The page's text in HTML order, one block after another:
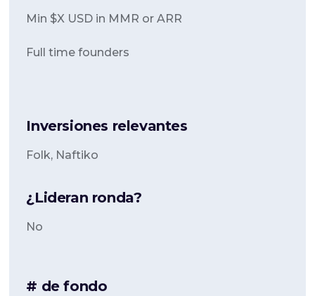
Min $X USD in MMR or ARR
Full time founders
Inversiones relevantes
Folk, Naftiko
¿Lideran ronda?
No
# de fondo